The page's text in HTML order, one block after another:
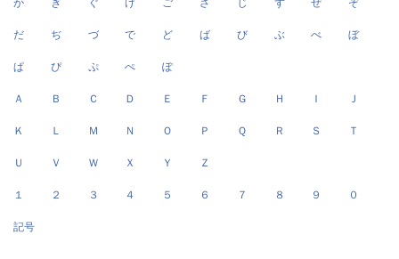
が ぎ ぐ げ ご ざ じ ず ぜ ぞ
だ ぢ づ で ど ば び ぶ べ ぼ
ぱ ぴ ぷ ぺ ぽ
Ａ Ｂ Ｃ Ｄ Ｅ Ｆ Ｇ Ｈ Ｉ Ｊ
Ｋ Ｌ Ｍ Ｎ Ｏ Ｐ Ｑ Ｒ Ｓ Ｔ
Ｕ Ｖ Ｗ Ｘ Ｙ Ｚ
１ ２ ３ ４ ５ ６ ７ ８ ９ ０
記号